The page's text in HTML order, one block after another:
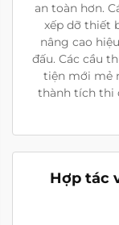
an toàn hơn.
xếp dỡ thiết
nâng cao
đấu. Các cầu
tiện mới mẻ
thành tích thi
Hợp tác